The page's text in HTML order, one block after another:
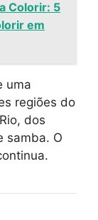
Colorir: 5
em
uma
regiões do
dos
samba. O